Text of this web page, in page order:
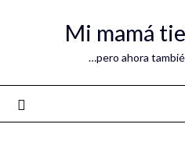
Mi mamá
…pero ahora